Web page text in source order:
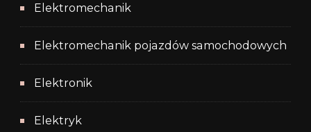
Elektromechanik
Elektromechanik pojazdów samochodowych
Elektronik
Elektryk